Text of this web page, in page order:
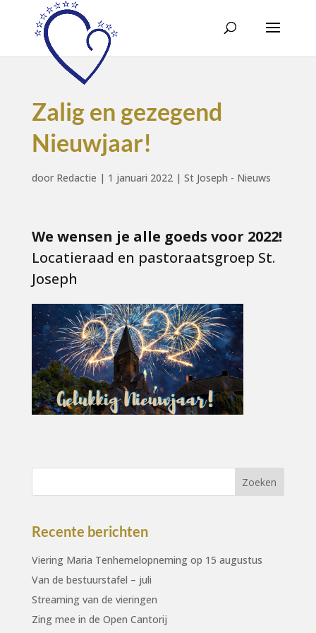
Zalig en gezegend
Nieuwjaar!
door Redactie | 1 januari 2022| St Joseph - Nieuws
We wensen je alle goeds voor 2022!
Locatieraad en pastoraatsgroep St.
Joseph
Recente berichten
Viering Maria Tenhemelopneming op 15 augustus
Van de bestuurstafel – juli
Streaming van de vieringen
Zing mee in de Open Cantorij